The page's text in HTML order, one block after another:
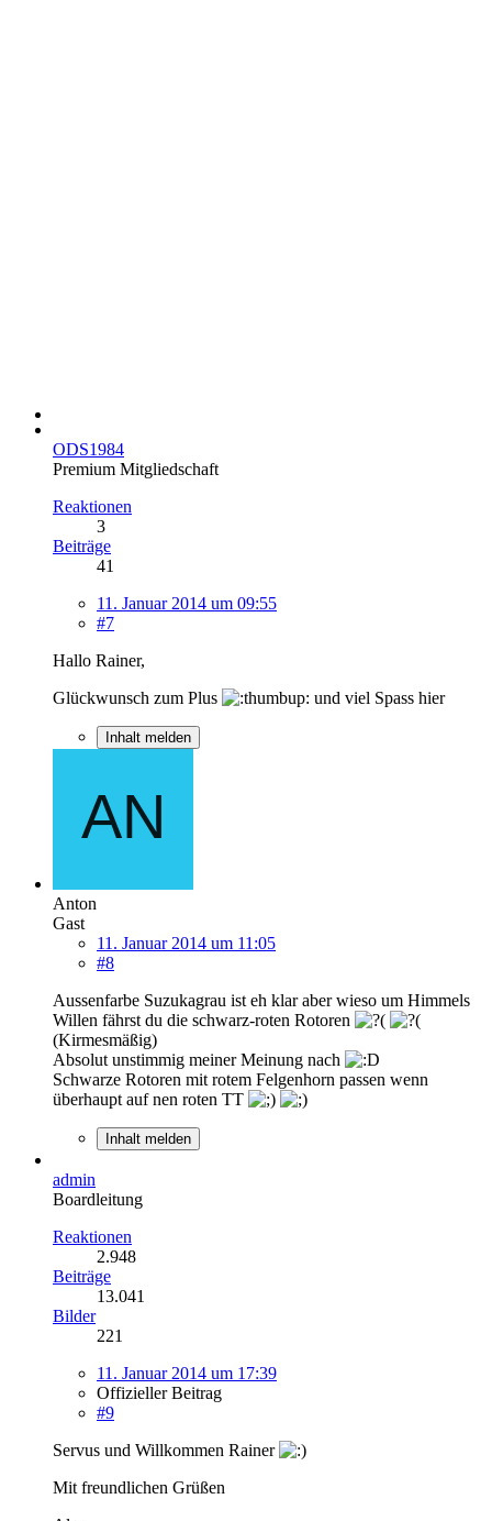
ODS1984
Premium Mitgliedschaft
Reaktionen
3
Beiträge
41
11. Januar 2014 um 09:55
#7
Hallo Rainer,
Glückwunsch zum Plus
und viel Spass hier
Inhalt melden
Anton
Gast
11. Januar 2014 um 11:05
#8
Aussenfarbe Suzukagrau ist eh klar aber wieso um Himmels
Willen fährst du die schwarz-roten Rotoren
(Kirmesmäßig)
Absolut unstimmig meiner Meinung nach
Schwarze Rotoren mit rotem Felgenhorn passen wenn
überhaupt auf nen roten TT
Inhalt melden
admin
Boardleitung
Reaktionen
2.948
Beiträge
13.041
Bilder
221
11. Januar 2014 um 17:39
Offizieller Beitrag
#9
Servus und Willkommen Rainer
Mit freundlichen Grüßen